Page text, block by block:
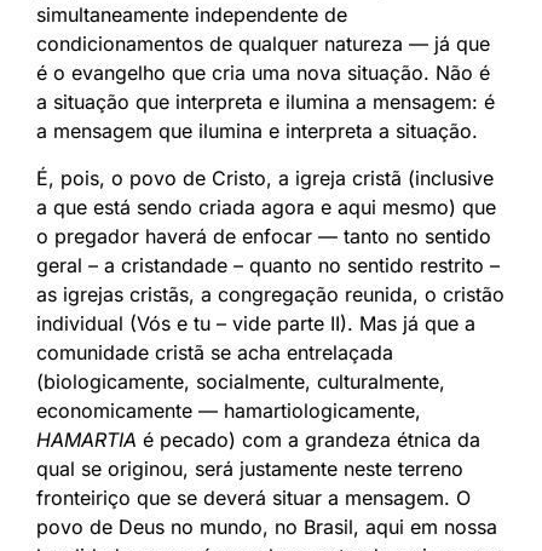
simultaneamente independente de
condicionamentos de qualquer natureza — já que
é o evangelho que cria uma nova situação. Não é
a situação que interpreta e ilumina a mensagem: é
a mensagem que ilumina e interpreta a situação.
É, pois, o povo de Cristo, a igreja cristã (inclusive
a que está sendo criada agora e aqui mesmo) que
o pregador haverá de enfocar — tanto no sentido
geral – a cristandade – quanto no sentido restrito –
as igrejas cristãs, a congregação reunida, o cristão
individual (Vós e tu – vide parte II). Mas já que a
comunidade cristã se acha entrelaçada
(biologicamente, socialmente, culturalmente,
economicamente — hamartiologicamente,
HAMARTIA é pecado) com a grandeza étnica da
qual se originou, será justamente neste terreno
fronteiriço que se deverá situar a mensagem. O
povo de Deus no mundo, no Brasil, aqui em nossa